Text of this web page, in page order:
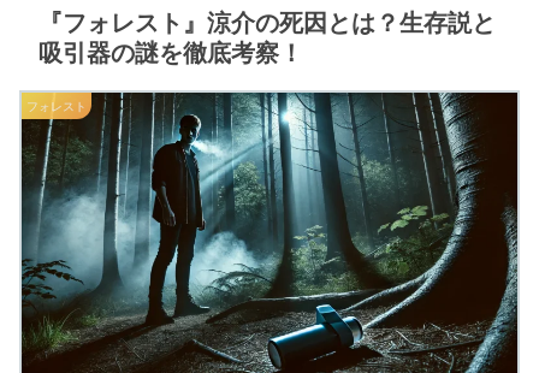
『フォレスト』涼介の死因とは？生存説と
吸引器の謎を徹底考察！
フォレスト